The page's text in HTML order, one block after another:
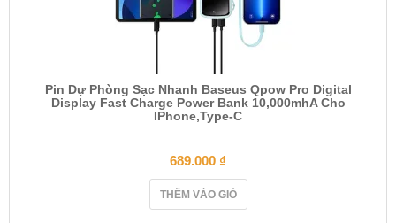
Pin Dự Phòng Sạc Nhanh Baseus Qpow Pro Digital
Display Fast Charge Power Bank 10,000mhA Cho
IPhone,Type-C
689.000 ₫
THÊM VÀO GIỎ